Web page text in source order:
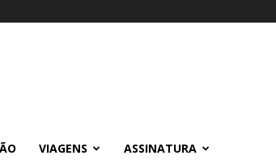
VIAGENS ASSINATURA